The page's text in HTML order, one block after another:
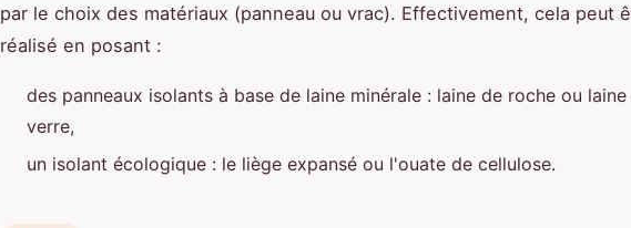
par le choix des matériaux (panneau ou vrac). Effectivement, cela peut
réalisé en posant :
des panneaux isolants à base de laine minérale : laine de roche ou
verre,
un isolant écologique : le liège expansé ou l'ouate de cellulose.